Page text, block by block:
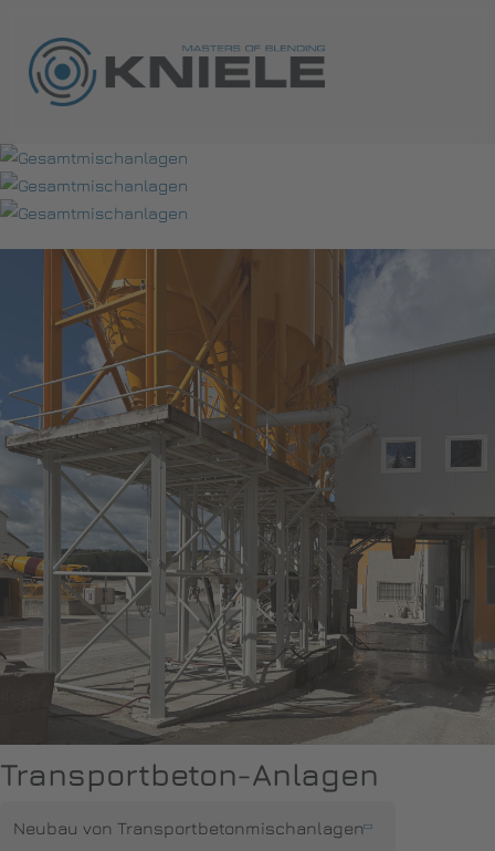
Transportbeton-Anlagen
Neubau von Transportbetonmischanlagen